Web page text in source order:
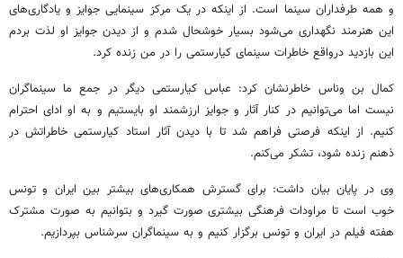
و همه طرفداران سینما است. از اینکه در یک مرکز سینمایی جوایز و یادگاری‌های
این هنرمند نگهداری می‌شود بسیار خوشحال شدم و از دیدن جوایز او لذت بردم
این بازدید درواقع خاطرات سینمای کیارستمی را در من زنده کرد.
کمال بن وناس خاطرنشان کرد: عباس کیارستمی دیگر در جمع ما سینماگران
نیست اما می‌توانیم در کنار آثار و جوایز ارزشمند او بایستیم و به او ادای احترام
کنیم. از اینکه فرصتی فراهم شد تا با دیدن آثار استاد کیارستمی خاطراتش در
ذهنم زنده شود، تشکر می‌کنم.
وی در پایان بیان داشت: برای گسترش همکاری‌های بیشتر بین ایران و تونس
خوب است تا مراودات فرهنگی بیشتری صورت گیرد و بتوانیم به صورت مشترک
هفته فیلم در ایران و تونس برگزار کنیم و به سینماگران سرشناس بپردازیم.